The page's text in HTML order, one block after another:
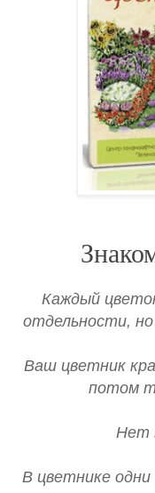
Каждый
отдельности,
Ваш цветник
потом
Нет
В цветнике